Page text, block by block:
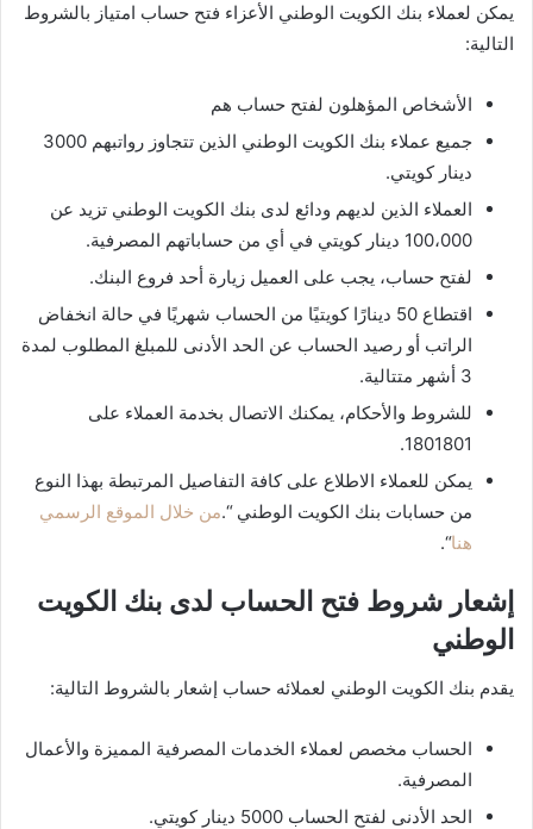
يمكن لعملاء بنك الكويت الوطني الأعزاء فتح حساب امتياز بالشروط
التالية:
الأشخاص المؤهلون لفتح حساب هم
جميع عملاء بنك الكويت الوطني الذين تتجاوز رواتبهم 3000
دينار كويتي.
العملاء الذين لديهم ودائع لدى بنك الكويت الوطني تزيد عن
100،000 دينار كويتي في أي من حساباتهم المصرفية.
لفتح حساب، يجب على العميل زيارة أحد فروع البنك.
اقتطاع 50 دينارًا كويتيًا من الحساب شهريًا في حالة انخفاض
الراتب أو رصيد الحساب عن الحد الأدنى للمبلغ المطلوب لمدة
3 أشهر متتالية.
للشروط والأحكام، يمكنك الاتصال بخدمة العملاء على
1801801.
يمكن للعملاء الاطلاع على كافة التفاصيل المرتبطة بهذا النوع
من حسابات بنك الكويت الوطني “.من خلال الموقع الرسمي
هنا“.
إشعار شروط فتح الحساب لدى بنك الكويت
الوطني
يقدم بنك الكويت الوطني لعملائه حساب إشعار بالشروط التالية:
الحساب مخصص لعملاء الخدمات المصرفية المميزة والأعمال
المصرفية.
الحد الأدنى لفتح الحساب 5000 دينار كويتي.